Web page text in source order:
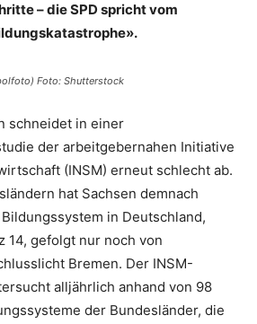
– die SPD spricht vom
Foto: Shutterstock
schneidet in einer
der arbeitgebernahen Initiative
(INSM) erneut schlecht ab.
hat Sachsen demnach
in Deutschland,
14, gefolgt nur noch von
Bremen. Der INSM-
alljährlich anhand von 98
der Bundesländer, die